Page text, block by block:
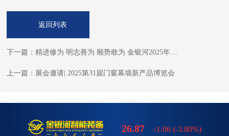
返回列表
上一篇：展会邀请| 2025第31届门窗幕墙新产品博览会
26.87 -1.06(-3.80%)